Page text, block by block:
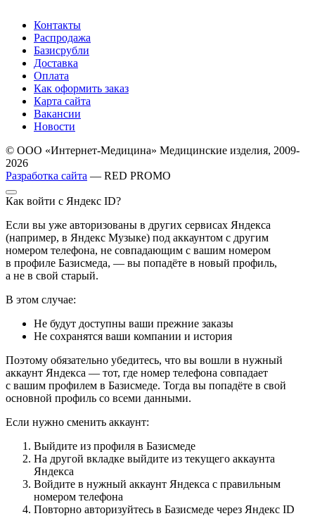
Контакты
Распродажа
Базисрубли
Доставка
Оплата
Как оформить заказ
Карта сайта
Вакансии
Новости
© ООО «Интернет-Медицина» Медицинские изделия, 2009-
2026
Разработка сайта — RED PROMO
Как войти с Яндекс ID?
Если вы уже авторизованы в других сервисах Яндекса
(например, в Яндекс Музыке) под аккаунтом с другим
номером телефона, не совпадающим с вашим номером
в профиле Базисмеда, — вы попадёте в новый профиль,
а не в свой старый.
В этом случае:
Не будут доступны ваши прежние заказы
Не сохранятся ваши компании и история
Поэтому обязательно убедитесь, что вы вошли в нужный
аккаунт Яндекса — тот, где номер телефона совпадает
с вашим профилем в Базисмеде. Тогда вы попадёте в свой
основной профиль со всеми данными.
Если нужно сменить аккаунт:
Выйдите из профиля в Базисмеде
На другой вкладке выйдите из текущего аккаунта
Яндекса
Войдите в нужный аккаунт Яндекса с правильным
номером телефона
Повторно авторизуйтесь в Базисмеде через Яндекс ID